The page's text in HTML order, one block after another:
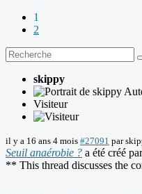
1
2
skippy
Visiteur
il y a 16 ans 4 mois #27091 par
Seuil anaérobie ? a été créé
** This thread discusses the